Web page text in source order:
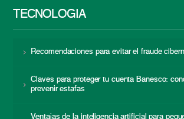
TECNOLOGÍA
Recomendaciones para evitar el fraude
Claves para proteger tu cuenta Banesco:
prevenir estafas
Ventajas de la inteligencia artificial para